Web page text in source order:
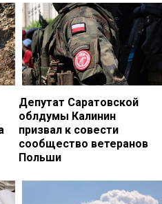
Депутат Саратовской
облдумы Калинин
призвал к совести
сообщество ветеранов
Польши